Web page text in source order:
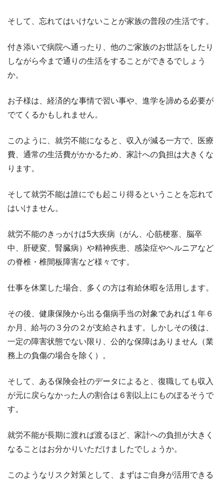
そして、忘れてはいけないことが家族の普段の生活です。
付き添いで病院へ通ったり、他のご家族のお世話をしたり
しながら今まで通りの生活をすることができるでしょう
か。
お子様は、経済的な事情で習い事や、進学を諦める必要が
でてくるかもしれません。
このように、就労不能になると、収入が減る一方で、医療
費、通常の生活費がかかるため、家計への負担は大きくな
ります。
そして就労不能は誰にでも起こり得るということを忘れて
はいけません。
就労不能のきっかけは5大疾病（がん、心筋梗塞、脳卒
中、肝硬変、腎臓病）や精神疾患、感染症やヘルニアなど
の脊椎・椎間板障害など様々です。
仕事を休業した場合、多くの方は有給休暇を活用します。
その後、健康保険から出る傷病手当の対象であれば１年６
か月、給与の３分の２が支給されます。しかしその後は、
一定の障害状態でない限り、公的な保障はありません（業
務上の負傷の場合を除く）。
そして、ある保険会社のデータによると、復職しても収入
が元に戻らなかった人の割合は６割以上にものぼるそうで
す。
就労不能が長期に渡れば渡るほど、家計への負担が大きく
なることはお分かりいただけましたでしょうか。
このようなリスク対策として、まずはご自身が活用できる